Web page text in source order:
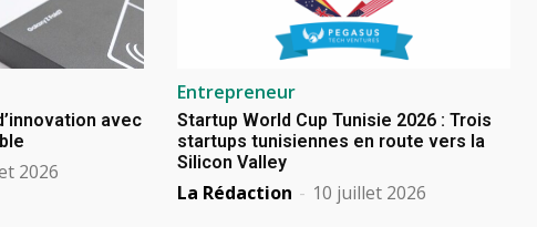
avec
2026
Entrepreneur
Startup World Cup Tunisie 2026 : Trois
startups tunisiennes en route vers la
Silicon Valley
La Rédaction - 10 juillet 2026